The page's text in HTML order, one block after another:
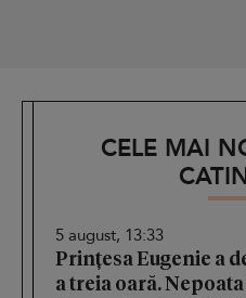
CELE MAI
5 august, 13:33
Prințesa Eugenie a
a treia oară.